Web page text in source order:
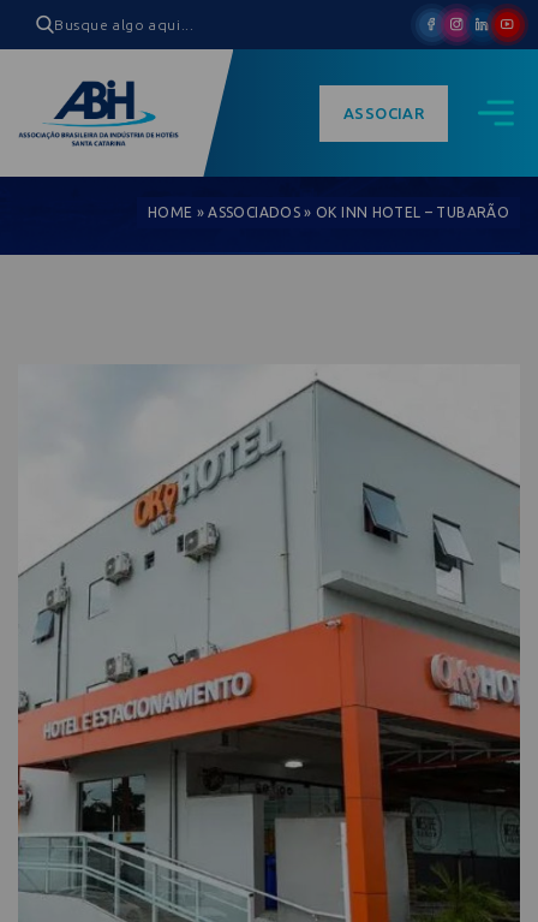
ASSOCIAR
HOME »ASSOCIADOS» OK INN HOTEL – TUBARÃO